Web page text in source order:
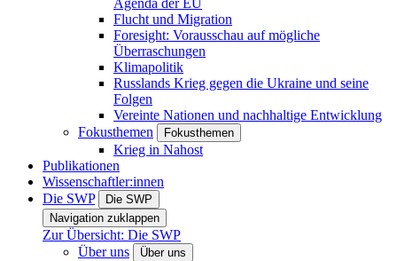
Agenda der EU
Flucht und Migration
Foresight: Vorausschau auf mögliche
Überraschungen
Klimapolitik
Russlands Krieg gegen die Ukraine und seine
Folgen
Vereinte Nationen und nachhaltige Entwicklung
Fokusthemen
Fokusthemen
Krieg in Nahost
Publikationen
Wissenschaftler:innen
Die SWP
Die SWP
Navigation zuklappen
Zur Übersicht: Die SWP
Über uns
Über uns